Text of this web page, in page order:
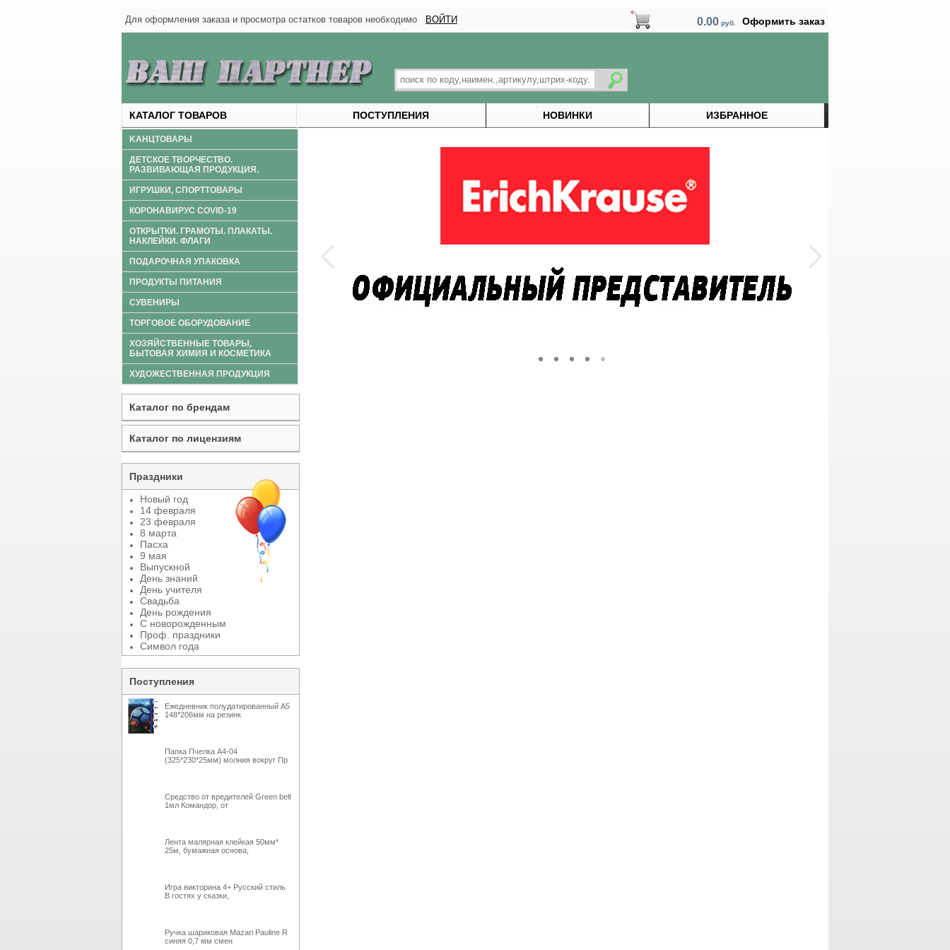
Для оформления заказа и просмотра остатков товаров необходимо ВОЙТИ Оформить заказ
0.00 руб.
КАТАЛОГ ТОВАРОВ ПОСТУПЛЕНИЯ НОВИНКИ ИЗБРАННОЕ
KАНЦТОВАРЫ
ДЕТСКОЕ ТВОРЧЕСТВО.
РАЗВИВАЮЩАЯ ПРОДУКЦИЯ.
ИГРУШКИ, СПОРТТОВАРЫ
КОРОНАВИРУС COVID-19
ОТКРЫТКИ. ГРАМОТЫ. ПЛАКАТЫ.
НАКЛЕЙКИ. ФЛАГИ
ПОДАРОЧНАЯ УПАКОВКА
ПРОДУКТЫ ПИТАНИЯ
СУВЕНИРЫ
ТОРГОВОЕ ОБОРУДОВАНИЕ
ХОЗЯЙСТВЕННЫЕ ТОВАРЫ,
БЫТОВАЯ ХИМИЯ И КОСМЕТИКА
ХУДОЖЕСТВЕННАЯ ПРОДУКЦИЯ
Каталог по брендам
Каталог по лицензиям
Праздники
Новый год
14 февраля
23 февраля
8 марта
Пасха
9 мая
Выпускной
День знаний
День учителя
Свадьба
День рождения
С новорожденным
Проф. праздники
Символ года
Поступления
Ежедневник полудатированный А5
148*206мм на резинк
Папка Пчелка А4-04
(325*230*25мм) молния вокруг Пр
Средство от вредителей Green belt
1мл Командор, от
Лента малярная клейкая 50мм*
25м, бумажная основа,
Игра викторина 4+ Русский стиль
В гостях у сказки,
Ручка шариковая Mazari Pauline R
синяя 0,7 мм смен